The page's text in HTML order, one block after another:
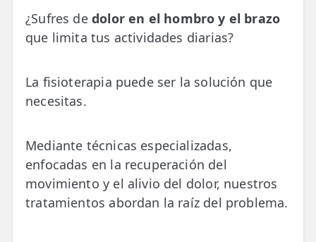
💆‍♀️ Tratamientos
😓 Síntomas
📰 Blog
UBICACIONES
🔍 Buscador Clínicas
¿Sufres de dolor en el hombro y el brazo
que limita tus actividades diarias?
La fisioterapia puede ser la solución que
necesitas.
Mediante técnicas especializadas,
enfocadas en la recuperación del
movimiento y el alivio del dolor, nuestros
tratamientos abordan la raíz del problema.